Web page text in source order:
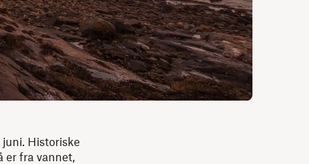
Historiske
er fra vannet,